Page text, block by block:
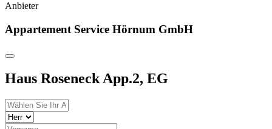
Anbieter
Appartement Service Hörnum GmbH
Haus Roseneck App.2, EG